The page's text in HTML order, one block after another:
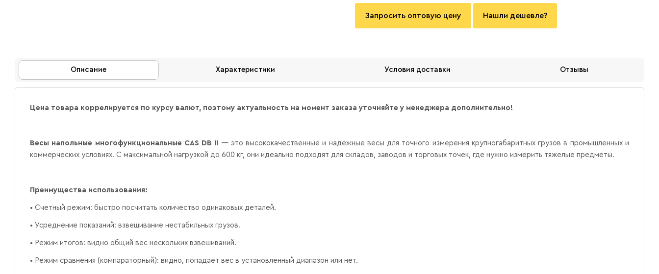
Запросить оптовую цену Нашли дешевле?
Описание Характеристики Условия доставки Отзывы
Цена товара коррелируется по курсу валют, поэтому актуальность на момент заказа уточняйте у менеджера дополнительно!
Весы напольные многофункциональные CAS DB II
— это высококачественные и надежные весы для точного измерения крупногабаритных грузов в промышленных и
коммерческих условиях. С максимальной нагрузкой до 600 кг, они идеально подходят для складов, заводов и торговых точек, где нужно измерить тяжелые предметы.
Преимущества использования:
• Счетный режим: быстро посчитать количество одинаковых деталей.
• Усреднение показаний: взвешивание нестабильных грузов.
• Режим итогов: видно общий вес нескольких взвешиваний.
• Режим сравнения (компараторный): видно, попадает вес в установленный диапазон или нет.